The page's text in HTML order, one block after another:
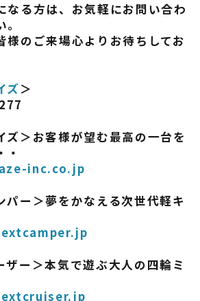
なる方は、お気軽にお問い合わ
様のご来場心よりお待ちしてお
ズ ＞
ズ＞お客様が望む最高の一台を
・
inc.co.jp
パー＞夢をかなえる次世代軽キ
ザー＞本気で遊ぶ大人の四輪ミ